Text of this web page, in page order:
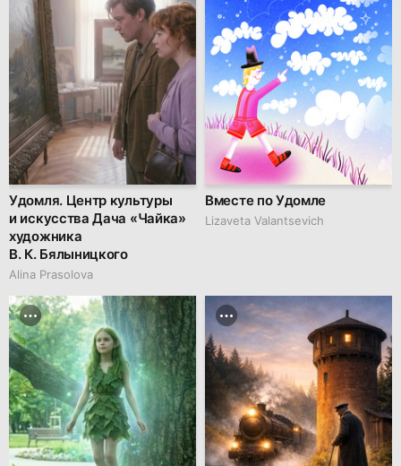
Удомля. Центр культуры
и искусства Дача «Чайка»
художника
В. К. Бялыницкого
Alina Prasolova
Вместе по Удомле
Lizaveta Valantsevich